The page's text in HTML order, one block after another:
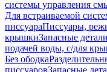
системы управления
Для встраиваемой
писсуараПиссуары,
крышкиЗапасные
подачей воды, с/для
Без ободка
писсуаровЗапасные